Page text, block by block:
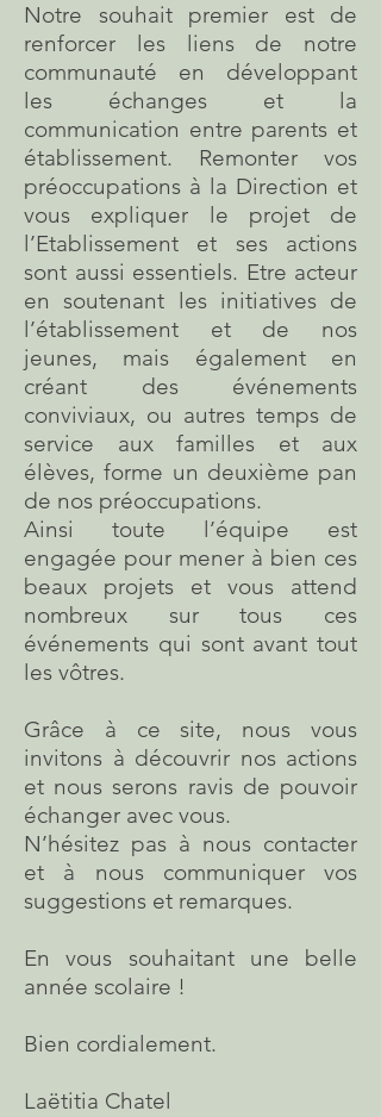
Notre souhait premier est de
renforcer les liens de notre
communauté en développant
les échanges et la
communication entre parents et
établissement. Remonter vos
préoccupations à la Direction et
vous expliquer le projet de
l’Etablissement et ses actions
sont aussi essentiels. Etre acteur
en soutenant les initiatives de
l’établissement et de nos
jeunes, mais également en
créant des événements
conviviaux, ou autres temps de
service aux familles et aux
élèves, forme un deuxième pan
de nos préoccupations.
Ainsi toute l’équipe est
engagée pour mener à bien ces
beaux projets et vous attend
nombreux sur tous ces
événements qui sont avant tout
les vôtres.
Grâce à ce site, nous vous
invitons à découvrir nos actions
et nous serons ravis de pouvoir
échanger avec vous.
N’hésitez pas à nous contacter
et à nous communiquer vos
suggestions et remarques.
En vous souhaitant une belle
année scolaire !
Bien cordialement.
Laëtitia Chatel